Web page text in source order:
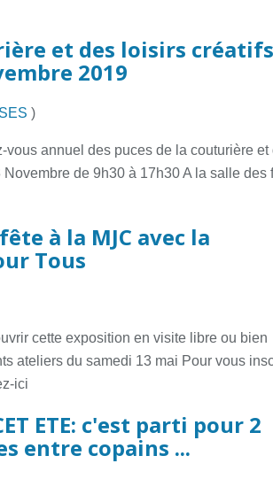
et des loisirs
2019
)
vous annuel des puces de la couturière et
de 9h30 à 17h30 A la salle des
à la MJC avec la
Tous
cette exposition en visite libre ou bien
ateliers du samedi 13 mai Pour vous
ici
ETE: c'est parti pour 2
entre copains ...